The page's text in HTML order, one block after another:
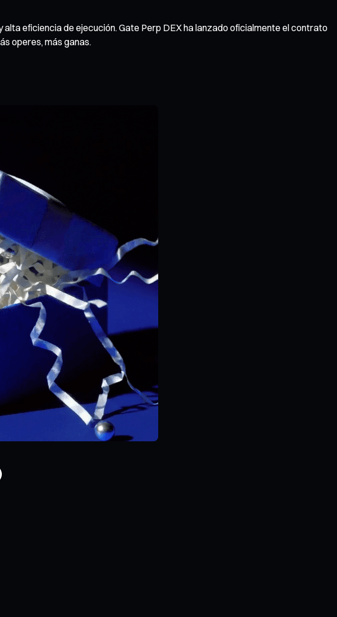
eficiencia de ejecución. Gate Perp DEX ha lanzado oficialmente el contrato
operes, más ganas.